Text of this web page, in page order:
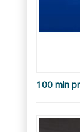
100 mln